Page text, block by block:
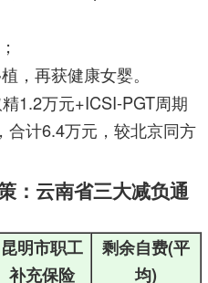
，再获健康女婴。
1.2万元+ICSI-PGT周期
合计6.4万元，较北京同方
：云南省三大减负通
昆明市职工
补充保险
剩余自费(平
均)